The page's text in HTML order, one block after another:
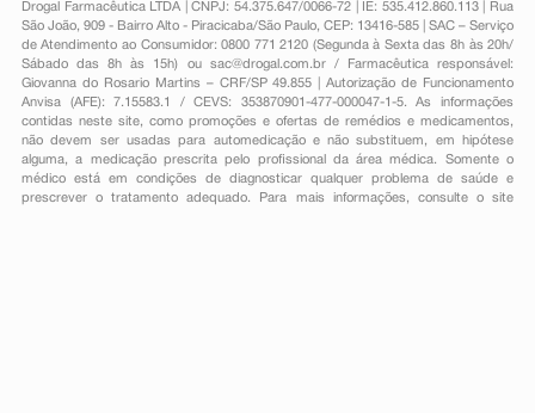
Drogal Farmacêutica LTDA | CNPJ: 54.375.647/0066-72 | IE: 535.412.860.113 | Rua
São João, 909 - Bairro Alto - Piracicaba/São Paulo, CEP: 13416-585 | SAC – Serviço
de Atendimento ao Consumidor: 0800 771 2120 (Segunda à Sexta das 8h às 20h/
Sábado das 8h às 15h) ou sac@drogal.com.br/ Farmacêutica responsável:
Giovanna do Rosario Martins – CRF/SP 49.855 | Autorização de Funcionamento
Anvisa (AFE): 7.15583.1 / CEVS: 353870901-477-000047-1-5. As informações
contidas neste site, como promoções e ofertas de remédios e medicamentos,
não devem ser usadas para automedicação e não substituem, em hipótese
alguma, a medicação prescrita pelo profissional da área médica. Somente o
médico está em condições de diagnosticar qualquer problema de saúde e
prescrever o tratamento adequado. Para mais informações, consulte o site